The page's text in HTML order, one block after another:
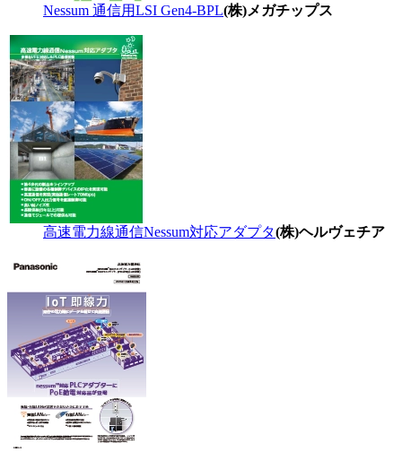
Nessum 通信用LSI Gen4-BPL(株)メガチップス
高速電力線通信Nessum対応アダプタ(株)ヘルヴェチア